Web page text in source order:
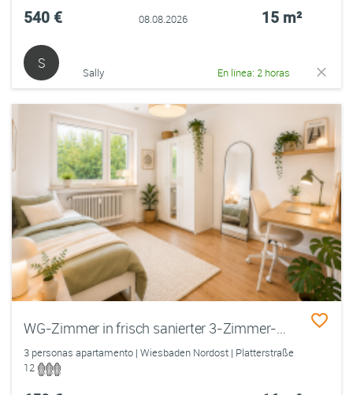
540 € 08.08.2026 15 m²
S
Sally En línea: 2 horas
WG-Zimmer in frisch sanierter 3-Zimmer-Wohnung | Zentrale Lage & FH-Nähe
3 personas apartamento | Wiesbaden Nordost | Platterstraße
12